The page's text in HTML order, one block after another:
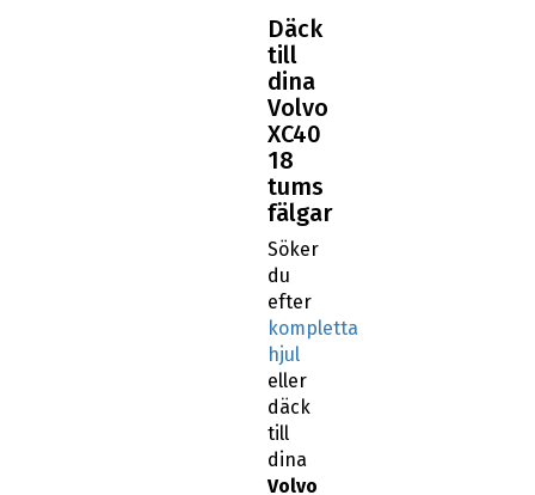
Däck
till
dina
Volvo
XC40
18
tums
fälgar
Söker
du
efter
kompletta
hjul
eller
däck
till
dina
Volvo